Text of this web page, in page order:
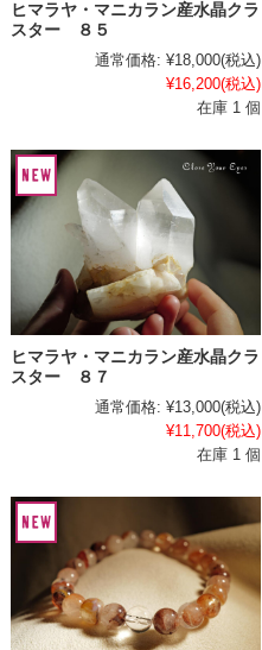
ヒマラヤ・マニカラン産水晶クラ
スター ８５
通常価格: ¥18,000(税込)
¥16,200(税込)
在庫 1 個
ヒマラヤ・マニカラン産水晶クラ
スター ８７
通常価格: ¥13,000(税込)
¥11,700(税込)
在庫 1 個